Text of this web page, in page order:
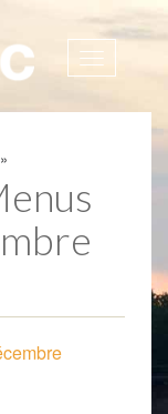
Afficher
»